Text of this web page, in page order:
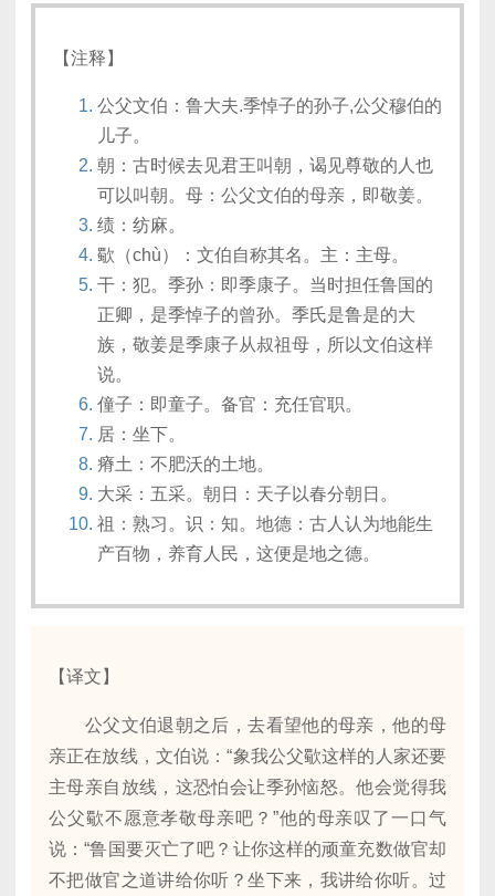
【注释】
公父文伯：鲁大夫.季悼子的孙子,公父穆伯的
儿子。
朝：古时候去见君王叫朝，谒见尊敬的人也
可以叫朝。母：公父文伯的母亲，即敬姜。
绩：纺麻。
歜（chù）：文伯自称其名。主：主母。
干：犯。季孙：即季康子。当时担任鲁国的
正卿，是季悼子的曾孙。季氏是鲁是的大
族，敬姜是季康子从叔祖母，所以文伯这样
说。
僮子：即童子。备官：充任官职。
居：坐下。
瘠土：不肥沃的土地。
大采：五采。朝日：天子以春分朝日。
祖：熟习。识：知。地德：古人认为地能生
产百物，养育人民，这便是地之德。
【译文】
公父文伯退朝之后，去看望他的母亲，他的母
亲正在放线，文伯说：“象我公父歜这样的人家还要
主母亲自放线，这恐怕会让季孙恼怒。他会觉得我
公父歜不愿意孝敬母亲吧？”他的母亲叹了一口气
说：“鲁国要灭亡了吧？让你这样的顽童充数做官却
不把做官之道讲给你听？坐下来，我讲给你听。过